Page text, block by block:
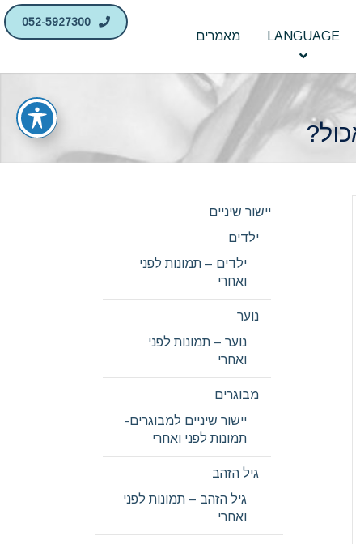
LANGUAGE מאמרים
יישור שיניים
ילדים
ילדים – תמונות לפני
ואחרי
נוער
נוער – תמונות לפני
ואחרי
מבוגרים
יישור שיניים למבוגרים-
תמונות לפני ואחרי
גיל הזהב
גיל הזהב – תמונות לפני
ואחרי
052-5927300